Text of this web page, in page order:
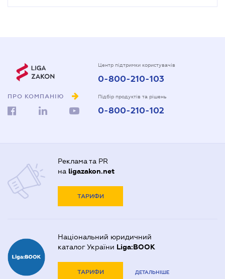
ПРО КОМПАНІЮ
Центр підтримки користувачів
0-800-210-103
Підбір продуктів та рішень
0-800-210-102
Реклама та PR
на ligazakon.net
ТАРИФИ
Національний юридичний
каталог України Liga:BOOK
ТАРИФИ ДЕТАЛЬНІШЕ